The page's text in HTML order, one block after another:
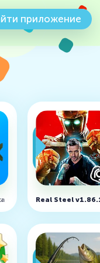
приложение
v1.16.3.799 (MOD, много
Real Steel